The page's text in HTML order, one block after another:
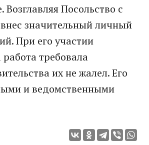
Посольство с
значительный личный
При его участии
требовала
их не жалел. Его
и ведомственными